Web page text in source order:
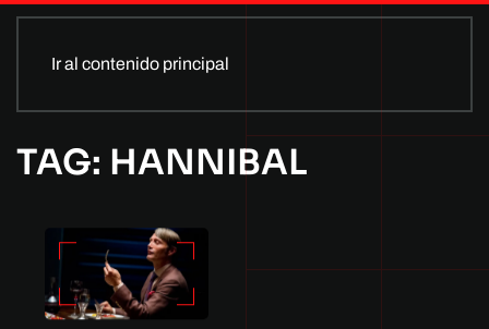
Ir al contenido principal
TAG: HANNIBAL